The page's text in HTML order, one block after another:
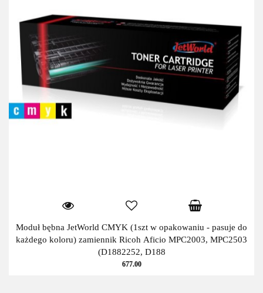
Moduł bębna JetWorld CMYK (1szt w opakowaniu - pasuje do
każdego koloru) zamiennik Ricoh Aficio MPC2003, MPC2503
(D1882252, D188
677.00